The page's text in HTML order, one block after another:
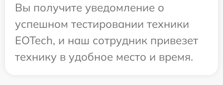
Вы получите уведомление о
успешном тестировании техники
EOTech, и наш сотрудник привезет
технику в удобное место и время.